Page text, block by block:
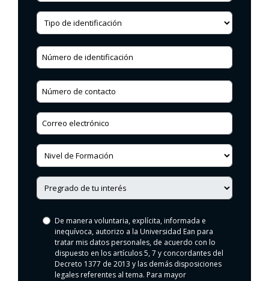
Tipo de identificación
Cedula
Número de contacto
Correo electrónico
Nivel de formación
Pregrado virtual
Autorizo
datos
personales
De manera voluntaria, explícita, informada e
inequívoca, autorizo a la Universidad Ean para
tratar mis datos personales, de acuerdo con lo
dispuesto en los artículos 5, 7 y concordantes del
Decreto 1377 de 2013 y las demás disposiciones
legales referentes al tema. Para mayor